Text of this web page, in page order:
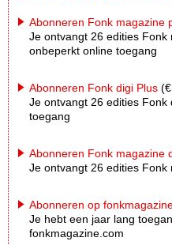
Abonneren Fonk magazine
Je ontvangt 26 edities Fonk
onbeperkt online toegang
Abonneren Fonk digi Plus
Je ontvangt 26 edities
toegang
Abonneren Fonk magazine
Je ontvangt 26 edities Fonk
Abonneren op
Je hebt een jaar lang
fonkmagazine.com